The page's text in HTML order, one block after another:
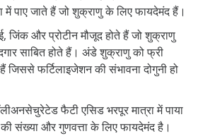
में पाए जाते हैं जो शुक्राणु के लिए फायदेमंद हैं।
जिंक और प्रोटीन मौजूद होते हैं जो शुक्राणु
साबित होते हैं। अंडे शुक्राणु को फ्री
फर्टिलाइजेशन की संभावना दोगुनी हो
फैटी एसिड भरपूर मात्रा में पाया
संख्या और गुणवत्ता के लिए फायदेमंद है।